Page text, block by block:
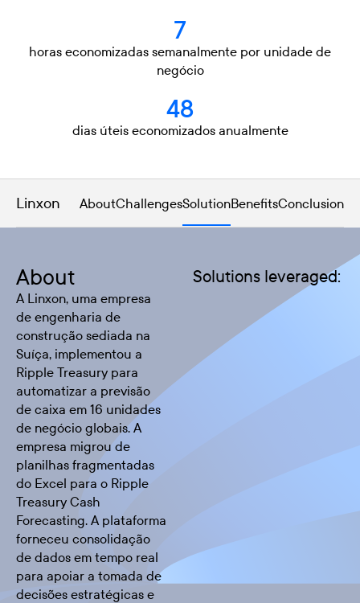
7
horas economizadas semanalmente por unidade de
negócio
48
dias úteis economizados anualmente
Linxon AboutChallengesSolutionBenefitsConclusion
About
A Linxon, uma empresa
de engenharia de
construção sediada na
Suíça, implementou a
Ripple Treasury para
automatizar a previsão
de caixa em 16 unidades
de negócio globais. A
empresa migrou de
planilhas fragmentadas
do Excel para o Ripple
Treasury Cash
Forecasting. A plataforma
forneceu consolidação
de dados em tempo real
para apoiar a tomada de
decisões estratégicas e
Solutions leveraged: